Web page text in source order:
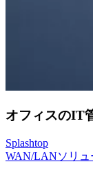
オフィスのIT
Splashtop
WAN/LANソリュ